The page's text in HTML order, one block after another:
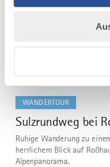
WANDERTOUR
5
Sulzrundweg bei
Ruhige Wanderung zu
herrlichem Blick auf
Alpenpanorama.
mehr
dazu